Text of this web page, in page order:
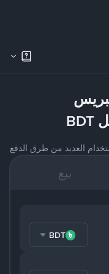
بيع
BDT